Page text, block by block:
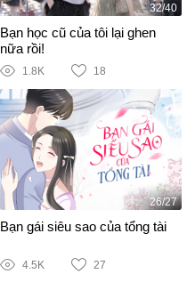
32/40
Bạn học cũ của tôi lại ghen
nữa rồi!
1.8K 18
26/27
Bạn gái siêu sao của tổng tài
4.5K 27